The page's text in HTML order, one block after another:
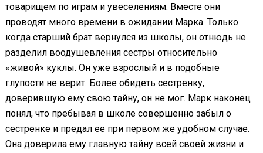
товарищем по играм и увеселениям. Вместе они
проводят много времени в ожидании Марка. Только
когда старший брат вернулся из школы, он отнюдь не
разделил воодушевления сестры относительно
«живой» куклы. Он уже взрослый и в подобные
глупости не верит. Более обидеть сестренку,
доверившую ему свою тайну, он не мог. Марк наконец
понял, что пребывая в школе совершенно забыл о
сестренке и предал ее при первом же удобном случае.
Она доверила ему главную тайну всей своей жизни и